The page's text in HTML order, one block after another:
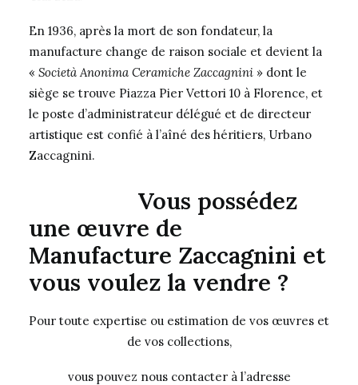
En 1936, après la mort de son fondateur, la
manufacture change de raison sociale et devient la
« Società Anonima Ceramiche Zaccagnini » dont le
siège se trouve Piazza Pier Vettori 10 à Florence, et
le poste d’administrateur délégué et de directeur
artistique est confié à l’aîné des héritiers, Urbano
Zaccagnini.
Vous possédez
une œuvre de
Manufacture Zaccagnini et
vous voulez la vendre ?
Pour toute expertise ou estimation de vos œuvres et
de vos collections,
vous pouvez nous contacter à l’adresse